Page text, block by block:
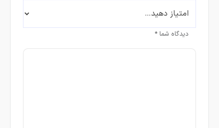
دیدگاه شما*